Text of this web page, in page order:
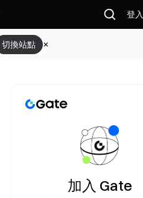
登入
切換站點
加入 Gate